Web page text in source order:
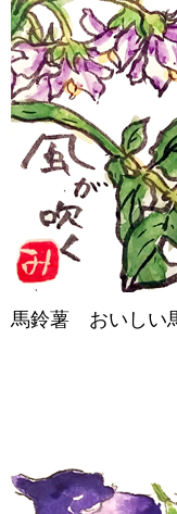
馬鈴薯 おいしい